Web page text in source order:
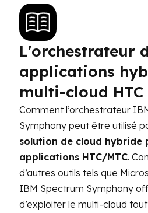
L'orchestrateur
applications
multi-cloud HTC
Comment l’orchestrateur
Symphony peut être utilisé
solution de cloud hybride
applications HTC/MTC.
d’autres outils tels que
IBM Spectrum Symphony
d’exploiter le multi-cloud